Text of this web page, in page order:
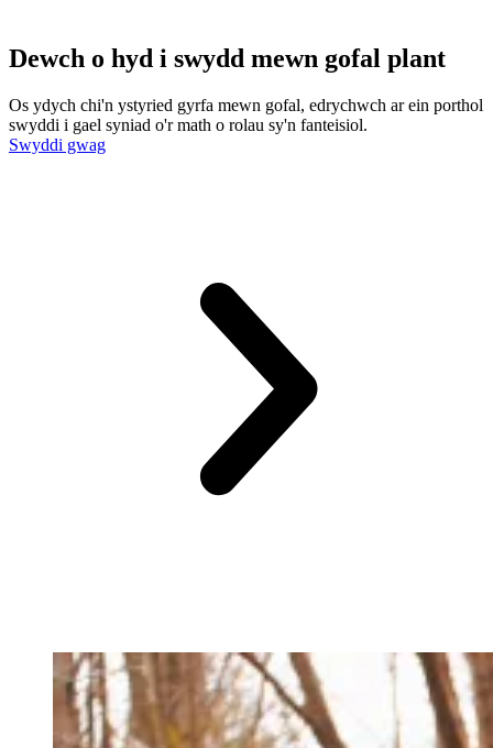
Dewch o hyd i swydd mewn gofal plant
Os ydych chi'n ystyried gyrfa mewn gofal, edrychwch ar ein porthol
swyddi i gael syniad o'r math o rolau sy'n fanteisiol.
Swyddi gwag